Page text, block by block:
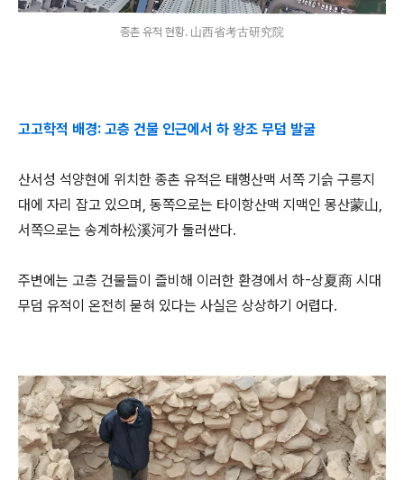
종촌 유적 현황. 山西省考古研究院
고고학적 배경: 고층 건물 인근에서 하 왕조 무덤 발굴
산서성 석양현에 위치한 종촌 유적은 태행산맥 서쪽 기슭 구릉지
대에 자리 잡고 있으며, 동쪽으로는 타이항산맥 지맥인 몽산蒙山,
서쪽으로는 송계하松溪河가 둘러싼다.
주변에는 고층 건물들이 즐비해 이러한 환경에서 하-상夏商 시대
무덤 유적이 온전히 묻혀 있다는 사실은 상상하기 어렵다.